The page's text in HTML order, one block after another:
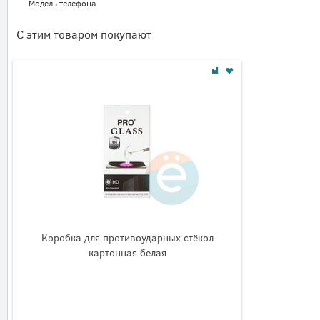
Модель телефона
С этим товаром покупают
Коробка для противоударных стёкол
картонная белая